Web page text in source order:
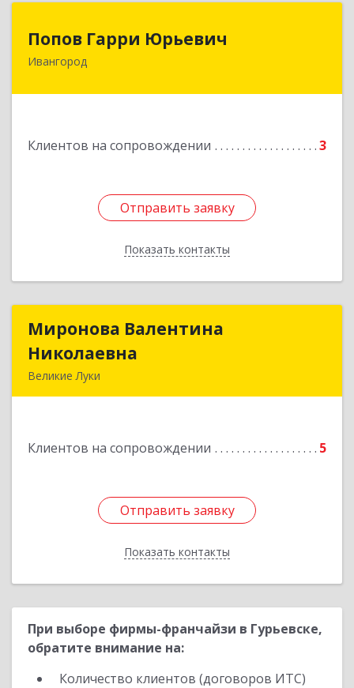
Попов Гарри Юрьевич
Ивангород
Клиентов на сопровождении 3
Отправить заявку
Показать контакты
Отправить заявку
Назад
Миронова Валентина
Николаевна
Великие Луки
Клиентов на сопровождении 5
Отправить заявку
Показать контакты
Миронова Валентина
Отправить заявку
Назад
При выборе фирмы-франчайзи в Гурьевске,
обратите внимание на:
Количество клиентов (договоров ИТС)